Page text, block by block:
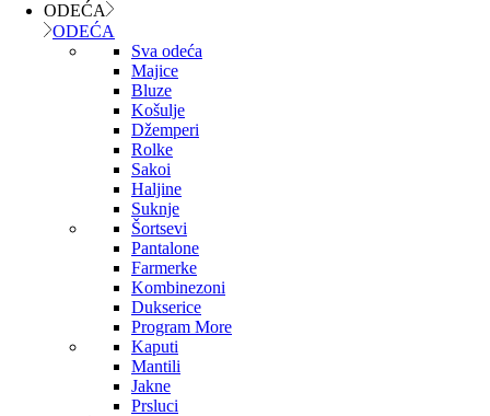
ODEĆA
ODEĆA
Sva odeća
Majice
Bluze
Košulje
Džemperi
Rolke
Sakoi
Haljine
Suknje
Šortsevi
Pantalone
Farmerke
Kombinezoni
Dukserice
Program More
Kaputi
Mantili
Jakne
Prsluci